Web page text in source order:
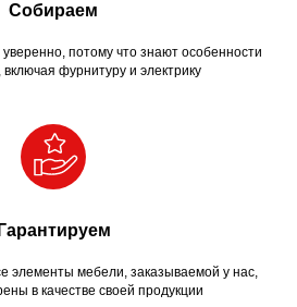
Собираем
потому что знают особенности
фурнитуру и электрику
Гарантируем
элементы мебели, заказываемой у нас,
в качестве своей продукции